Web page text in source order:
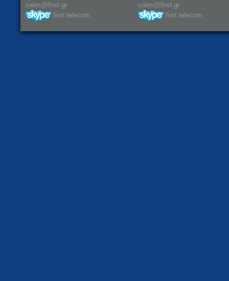
sales@first.gr
first.telecom
sales@first.gr
first.telecom